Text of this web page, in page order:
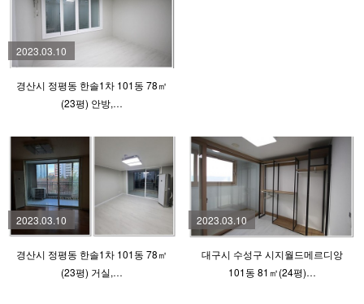
2023.03.10
경산시 정평동 한솔1차 101동 78㎡
(23평) 안방,…
2023.03.10
경산시 정평동 한솔1차 101동 78㎡
(23평) 거실,…
2023.03.10
대구시 수성구 시지월드메르디앙
101동 81㎡(24평)…